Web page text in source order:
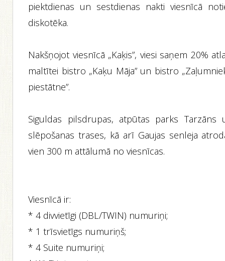
piektdienas un sestdienas nakti viesnīcā
diskotēka.
Nakšņojot viesnīcā „Kaķis”, viesi saņem 20%
maltītei bistro „Kaķu Māja” un bistro
piestātne”.
Siguldas pilsdrupas, atpūtas parks Tarzāns
slēpošanas trases, kā arī Gaujas senleja
vien 300 m attālumā no viesnīcas.
Viesnīcā ir:
* 4 divvietīgi (DBL/TWIN) numuriņi;
* 1 trīsvietīgs numuriņš;
* 4 Suite numuriņi;